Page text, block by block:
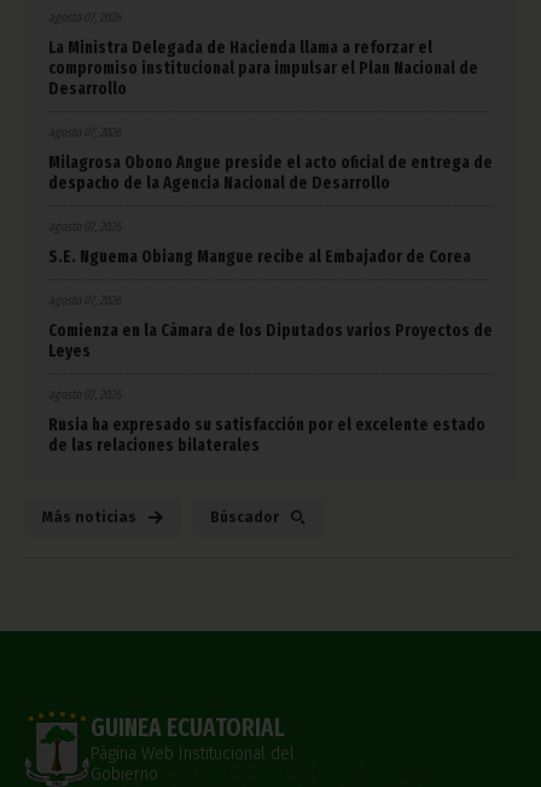
agosto 07, 2026
La Ministra Delegada de Hacienda llama a reforzar el
compromiso institucional para impulsar el Plan Nacional de
Desarrollo
agosto 07, 2026
Milagrosa Obono Angue preside el acto oficial de entrega de
despacho de la Agencia Nacional de Desarrollo
agosto 07, 2026
S.E. Nguema Obiang Mangue recibe al Embajador de Corea
agosto 07, 2026
Comienza en la Cámara de los Diputados varios Proyectos de
Leyes
agosto 07, 2026
Rusia ha expresado su satisfacción por el excelente estado
de las relaciones bilaterales
Más noticias Búscador
GUINEA ECUATORIAL
Página Web Institucional del
Gobierno